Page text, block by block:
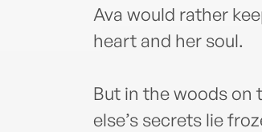
Ava would rather
heart and her soul.
But in the woods
else’s secrets lie